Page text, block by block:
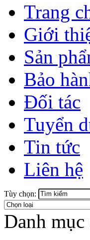
Trang
Giới
Sản
Bảo
Đối tác
Tuyển
Tin tức
Liên hệ
Tùy chọn:
Danh mục